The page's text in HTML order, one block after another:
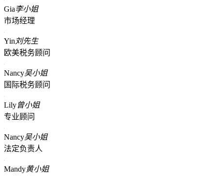
Gia李小姐
市场经理
Yin 刘先生
欧美税务顾问
Nancy吴小姐
国际税务顾问
Lily曾小姐
专业顾问
Nancy吴小姐
法定负责人
Mandy黄小姐